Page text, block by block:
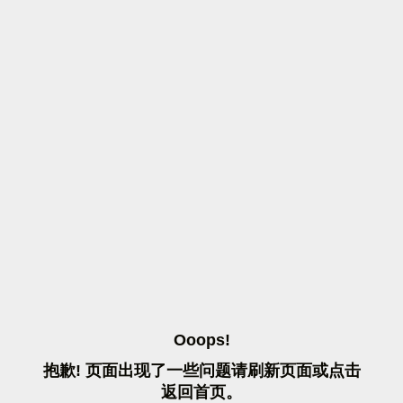
OOOPS!
抱歉! 页面出现了一些问题请刷 新页面或点击
返 回首页。